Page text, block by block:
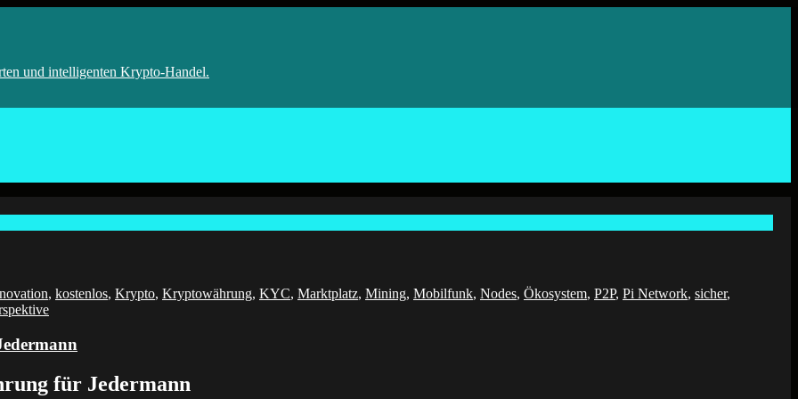
und intelligenten Krypto-Handel.
, kostenlos, Krypto, Kryptowährung, KYC, Marktplatz, Mining, Mobilfunk, Nodes, Ökosystem, P2P, Pi Network, sicher,
für Jedermann